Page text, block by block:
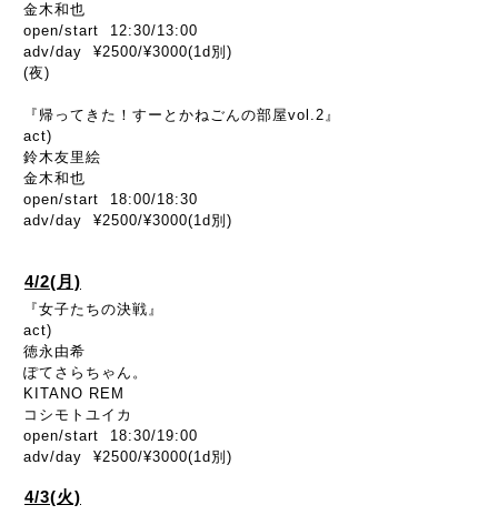
金木和也
open/start 12:30/13:00
adv/day ¥2500/¥3000(1d別)
(夜)
『帰ってきた！すーとかねごんの部屋vol.2』
act)
鈴木友里絵
金木和也
open/start 18:00/18:30
adv/day ¥2500/¥3000(1d別)
4/2(月)
『女子たちの決戦』
act)
徳永由希
ぽてさらちゃん。
KITANO REM
コシモトユイカ
open/start 18:30/19:00
adv/day ¥2500/¥3000(1d別)
4/3(火)